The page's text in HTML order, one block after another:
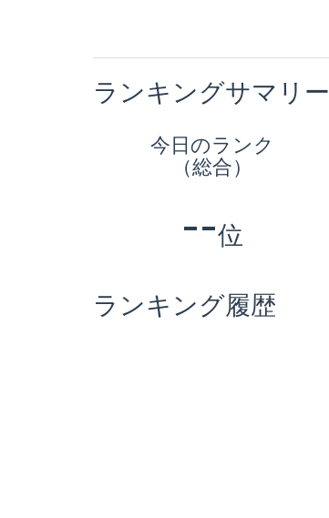
ランキングサマリー
今日のランク
（総合）
--位
ランキング履歴